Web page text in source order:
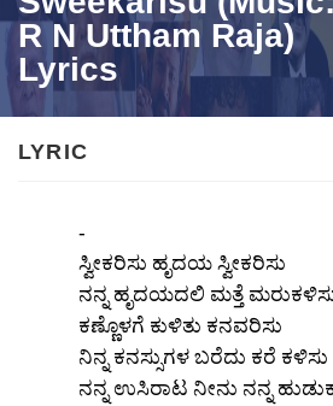
R N Uttham Raja)
Lyrics
LYRIC
-
ಸ್ವೀಕರಿಸು ಹೃದಯ ಸ್ವೀಕರಿಸು
ನನ್ನ ಹೃದಯದಲಿ ಮತ್ತೆ
ಕಣ್ಣೊಳಗೆ ಕುಳಿತು ಕನವರಿಸು
ನಿನ್ನ ಕನಸ್ಸುಗಳ ಬರೆದು ಕರೆ ಕಳಿಸು
ನನ್ನ ಉಸಿರಾಟ ನೀನು ನನ್ನ